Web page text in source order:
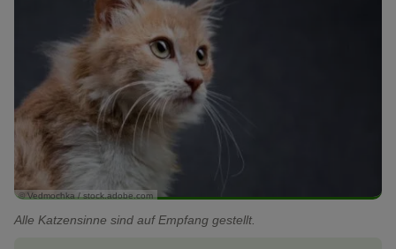
© Vedmochka / stock.adobe.com
Alle Katzensinne sind auf Empfang gestellt.